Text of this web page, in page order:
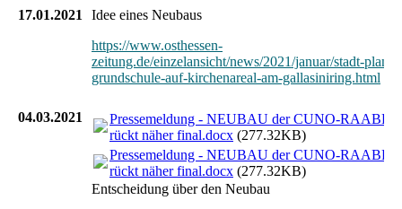
17.01.2021
Idee eines Neubaus
https://www.osthessen-
zeitung.de/einzelansicht/news/2021/januar/stadt-plant-
grundschule-auf-kirchenareal-am-gallasiniring.html
04.03.2021
Pressemeldung - NEUBAU der CUNO-RAABE-
rückt näher final.docx (277.32KB)
Pressemeldung - NEUBAU der CUNO-RAABE-
rückt näher final.docx (277.32KB)
Entscheidung über den Neubau